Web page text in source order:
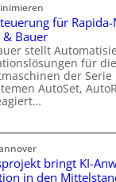
für
& Bauer
stellt
für die
der Serie
AutoSet,
bringt KI-
in den